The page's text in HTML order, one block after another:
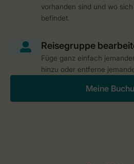
vorhanden sind und wo
befindet.
Füge ganz einfach
hinzu oder entferne
Meine